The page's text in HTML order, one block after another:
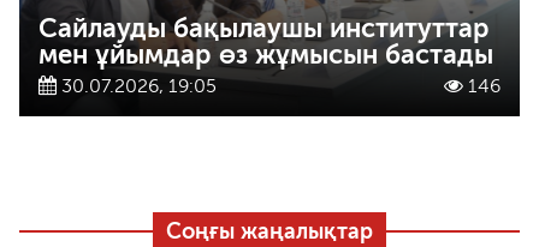
Сайлауды бақылаушы институттар
мен ұйымдар өз жұмысын бастады
30.07.2026, 19:05 146
Соңғы жаңалықтар